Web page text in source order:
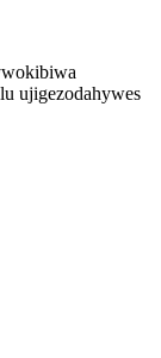
ujigezodahywes